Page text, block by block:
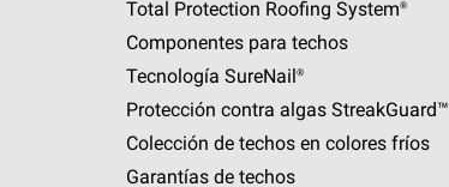
Total Protection Roofing System®
Componentes para techos
Tecnología SureNail®
Protección contra algas StreakGuard™
Colección de techos en colores fríos
Garantías de techos